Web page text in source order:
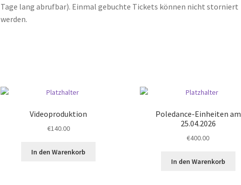
Tage lang abrufbar). Einmal gebuchte Tickets können nicht storniert
werden.
Videoproduktion
€140.00
In den Warenkorb
Poledance-Einheiten am
25.04.2026
€400.00
In den Warenkorb